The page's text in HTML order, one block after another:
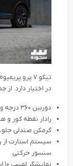
تیگو ۷ پرو
در اختیار دارد. از
دوربین ۳۶۰ درجه و سنسورهای پارک جلو و عقب
رادار نقطه کور و
گرمکن صندلی
سیستم استارت از
سنسور حرکتی